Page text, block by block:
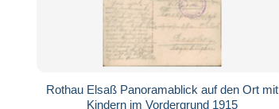
Rothau Elsaß Panoramablick auf den Ort mit
Kindern im Vordergrund 1915